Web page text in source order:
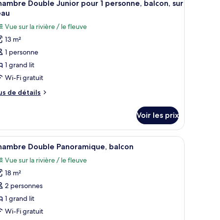
:
Double Junior pour 1 personne, balcon, sur
Vue sur la rivière / le fleuve
13 m²
1 personne
1 grand lit
Wi-Fi gratuit
de détails
Voir les prix
à l’aspect pierre.
radiateur mobile, un téléviseur à écran plat et une table sur laquelle est
Un lit double avec une tête de lit grise, une
8 Double Panoramique, balcon
Vue sur la rivière / le fleuve
18 m²
2 personnes
1 grand lit
Wi-Fi gratuit